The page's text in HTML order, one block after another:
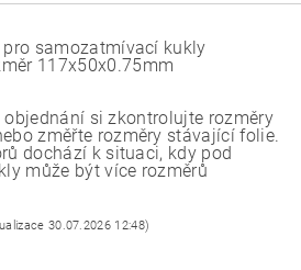
samozatmívací kukly
117x50x0.75mm
si zkontrolujte rozměry
změřte rozměry stávající folie.
dochází k situaci, kdy pod
může být více rozměrů
30.07.2026 12:48)